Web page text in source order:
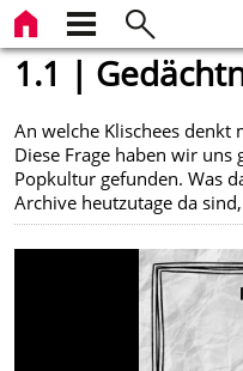
1.1 |
An welche Klischees
Diese Frage haben wir uns
Popkultur gefunden. Was
Archive heutzutage da